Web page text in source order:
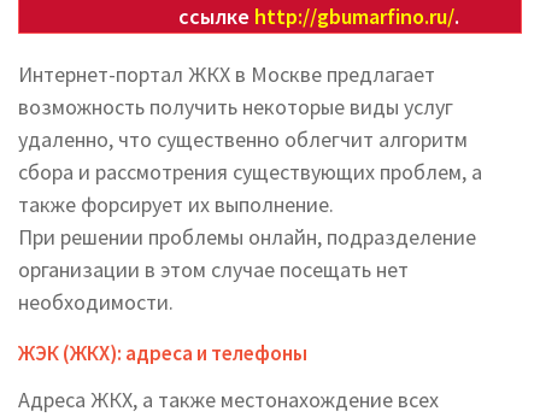
ссылке http://gbumarfino.ru/.
Интернет-портал ЖКХ в Москве предлагает
возможность получить некоторые виды услуг
удаленно, что существенно облегчит алгоритм
сбора и рассмотрения существующих проблем, а
также форсирует их выполнение.
При решении проблемы онлайн, подразделение
организации в этом случае посещать нет
необходимости.
ЖЭК (ЖКХ): адреса и телефоны
Адреса ЖКХ, а также местонахождение всех